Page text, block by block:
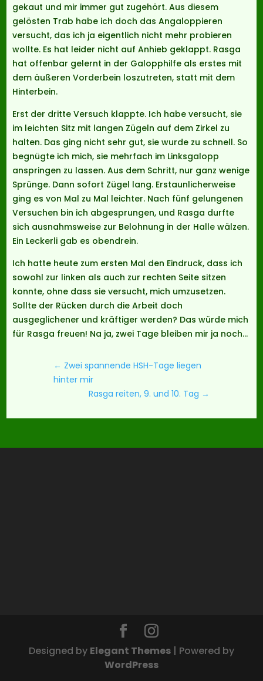
gekaut und mir immer gut zugehört. Aus diesem
gelösten Trab habe ich doch das Angaloppieren
versucht, das ich ja eigentlich nicht mehr probieren
wollte. Es hat leider nicht auf Anhieb geklappt. Rasga
hat offenbar gelernt in der Galopphilfe als erstes mit
dem äußeren Vorderbein loszutreten, statt mit dem
Hinterbein.
Erst der dritte Versuch klappte. Ich habe versucht, sie
im leichten Sitz mit langen Zügeln auf dem Zirkel zu
halten. Das ging nicht sehr gut, sie wurde zu schnell. So
begnügte ich mich, sie mehrfach im Linksgalopp
anspringen zu lassen. Aus dem Schritt, nur ganz wenige
Sprünge. Dann sofort Zügel lang. Erstaunlicherweise
ging es von Mal zu Mal leichter. Nach fünf gelungenen
Versuchen bin ich abgesprungen, und Rasga durfte
sich ausnahmsweise zur Belohnung in der Halle wälzen.
Ein Leckerli gab es obendrein.
Ich hatte heute zum ersten Mal den Eindruck, dass ich
sowohl zur linken als auch zur rechten Seite sitzen
konnte, ohne dass sie versucht, mich umzusetzen.
Sollte der Rücken durch die Arbeit doch
ausgeglichener und kräftiger werden? Das würde mich
für Rasga freuen! Na ja, zwei Tage bleiben mir ja noch…
← Zwei spannende HSH-Tage liegen
hinter mir
Rasga reiten, 9. und 10. Tag →
Designed by Elegant Themes| Powered by
WordPress